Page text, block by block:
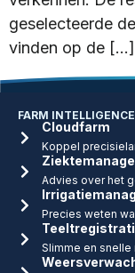
geselecteerde
vinden op de […]
FARM INTELLIGENCE
Cloudfarm
Koppel
Advies over het
Precies weten
Slimme en